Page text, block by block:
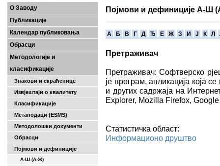
О Заводу
Публикације
Календар публиковања
Обрасци
Методологије и
класификације
Знакови и скраћенице
Извјештаји о квалитету
Класификације
Метаподаци (ESMS)
Методолошки документи
Обрасци
Појмови и дефиниције
А-Ш (A-Ж)
Појмови и дефиниције А-Ш
A Б В Г Д Ђ Е Ж З И Ј К Л
Претраживач
Претраживач: Софтверско
је програм, апликација која
и других садржаја на
Explorer, Mozilla Firefox,
Статистичка област:
Информационо друштво